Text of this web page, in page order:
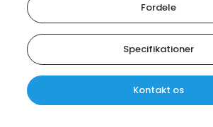
Fordele
Specifikationer
Kontakt os